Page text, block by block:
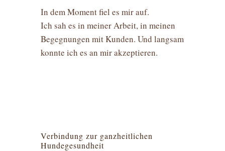
In dem Moment fiel es mir auf.
Ich sah es in meiner Arbeit, in meinen
Begegnungen mit Kunden. Und langsam
konnte ich es an mir akzeptieren.
Verbindung zur ganzheitlichen
Hundegesundheit